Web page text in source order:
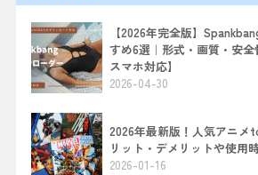
【2026年完全版】
すめ6選｜形式・画質・安
スマホ対応】
2026-04-30
2026年最新版！人気アニメ
リット・デメリットや使用
2026-01-16